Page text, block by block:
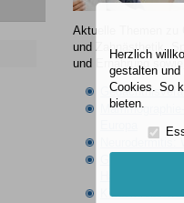
Aktuelle Themen zu
und Zahnästhetik,
und Ernährung
Kinderkrebs
Herzlich
gestalten
Cookies. So
bieten.